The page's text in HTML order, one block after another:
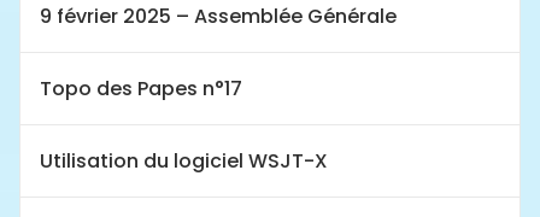
9 février 2025 – Assemblée Générale
Topo des Papes n°17
Utilisation du logiciel WSJT-X